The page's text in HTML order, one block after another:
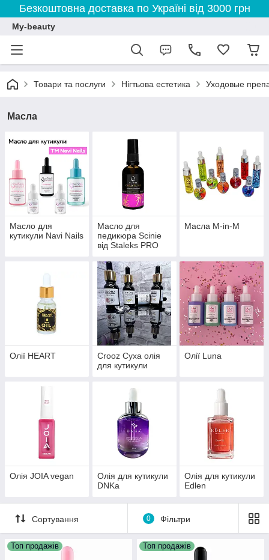
Безкоштовна доставка по Україні від 3000 грн
My-beauty
Товари та послуги Нігтьова естетика Уходовые
Масла
Масло для
кутикули Navi Nails
Масло для
педикюра Scinie
від Staleks PRO
Масла M-in-M
Олії HEART
Crooz Суха олія
для кутикули
Олії Luna
Олія JOIA vegan
Олія для кутикули
DNKa
Олія для кутикули
Edlen
Сортування 0 Фільтри
Топ продажів Топ продажів